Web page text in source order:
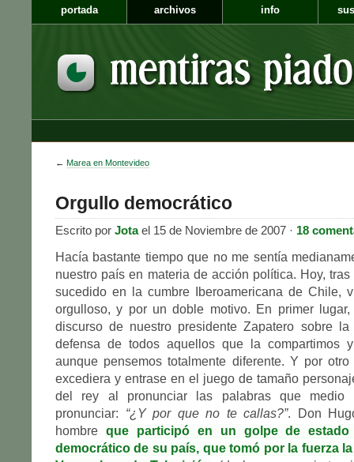
portada archivos info
← Marea en Montevideo
Orgullo democrático
Escrito por Jotael 15 de Noviembre de 2007 · 18
Hacía bastante tiempo que no me sentía
nuestro país en materia de acción política. Hoy,
sucedido en la cumbre Iberoamericana de Chile,
orgulloso, y por un doble motivo. En primer
discurso de nuestro presidente Zapatero sobre
defensa de todos aquellos que la compartimos
aunque pensemos totalmente diferente. Y por
excediera y entrase en el juego de tamaño
del rey al pronunciar las palabras que medio
pronunciar: “¿Y por que no te callas?”. Don
hombre que participó en un golpe de
democrático de su país, que tomó por la fuerza